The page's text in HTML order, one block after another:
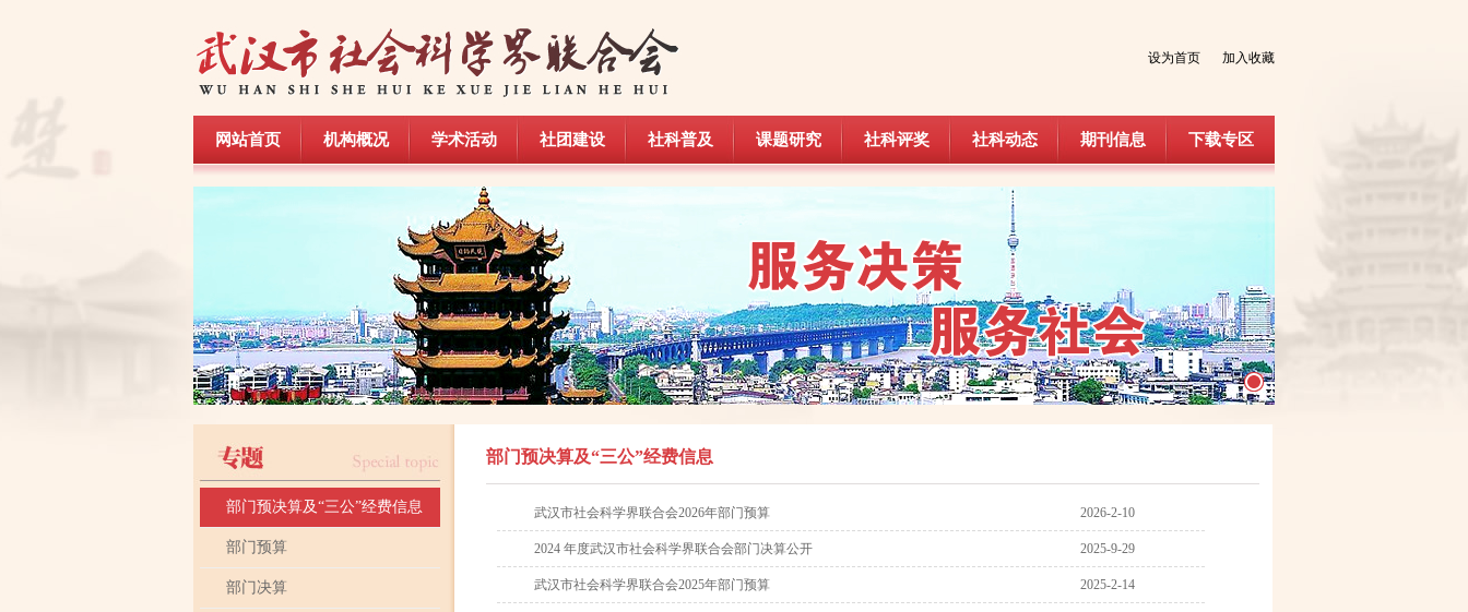
加入收藏
设为首页
网站首页
网站首页
机构概况
机构概况
学术活动
学术活动
社团建设
社团建设
社科普及 课题研究 社科评奖
社科评奖
社科动态
社科动态
期刊信息
期刊信息
下载专区
下载专区
部门预决算及“三公”经费信息
部门预算
部门决算
部门预决算及“三公”经费信息
武汉市社会科学界联合会2026年部门预算 2026-2-10
2024 年度武汉市社会科学界联合会部门决算公开 2025-9-29
武汉市社会科学界联合会2025年部门预算 2025-2-14